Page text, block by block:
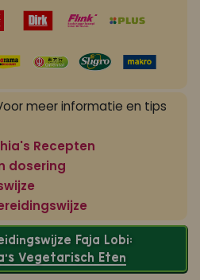
meer informatie en tips
Recepten
dosering
Faja Lobi:
Vegetarisch Eten